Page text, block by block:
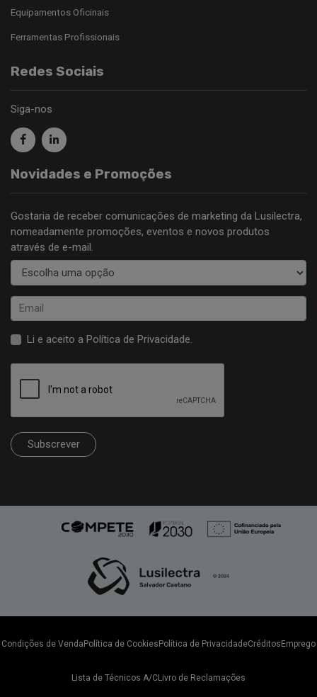
Equipamentos Oficinais
Ferramentas Profissionais
Redes Sociais
Siga-nos
Novidades e Promoções
Gostaria de receber comunicações de marketing da Lusilectra,
nomeadamente promoções, eventos e novos produtos
através de e-mail.
Li e aceito a Política de Privacidade.
Subscrever
Condições de Venda Política de Cookies Política de PrivacidadeCréditos Emprego
Lista de Técnicos A/CLivro de Reclamações